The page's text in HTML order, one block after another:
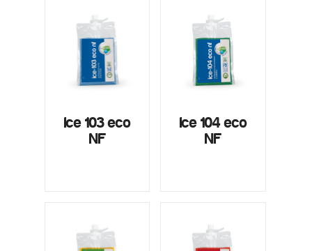
Ice 103 eco
NF
Ice 104 eco
NF